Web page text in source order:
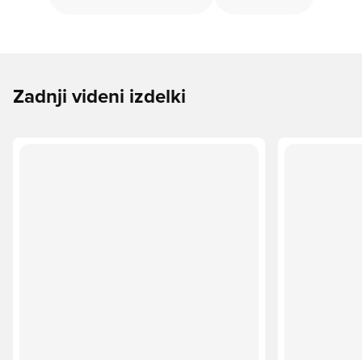
Zadnji videni izdelki